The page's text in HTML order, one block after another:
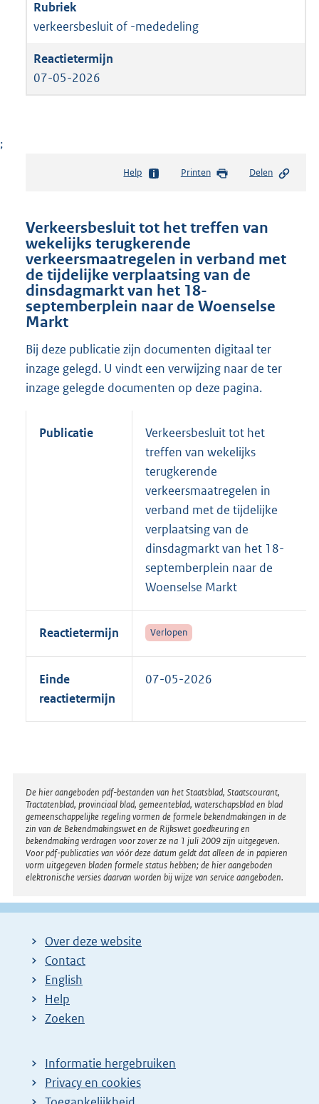
verkeersbesluit of -mededeling
07-05-2026
;
Help Printen Delen
Verkeersbesluit tot het treffen van
wekelijks terugkerende
verkeersmaatregelen in verband met
de tijdelijke verplaatsing van de
dinsdagmarkt van het 18-
septemberplein naar de Woenselse
Markt
Bij deze publicatie zijn documenten digitaal ter
inzage gelegd. U vindt een verwijzing naar de ter
inzage gelegde documenten op deze pagina.
Publicatie
Verkeersbesluit tot het
treffen van wekelijks
terugkerende
verkeersmaatregelen in
verband met de tijdelijke
verplaatsing van de
dinsdagmarkt van het 18-
septemberplein naar de
Woenselse Markt
Reactietermijn Verlopen
Einde
reactietermijn
07-05-2026
Disclaimer
De hier aangeboden pdf-bestanden van het Staatsblad, Staatscourant,
Tractatenblad, provinciaal blad, gemeenteblad, waterschapsblad en blad
gemeenschappelijke regeling vormen de formele bekendmakingen in de
zin van de Bekendmakingswet en de Rijkswet goedkeuring en
bekendmaking verdragen voor zover ze na 1 juli 2009 zijn uitgegeven.
Voor pdf-publicaties van vóór deze datum geldt dat alleen de in papieren
vorm uitgegeven bladen formele status hebben; de hier aangeboden
elektronische versies daarvan worden bij wijze van service aangeboden.
Over deze website
Contact
English
Help
Zoeken
Informatie hergebruiken
Privacy en cookies